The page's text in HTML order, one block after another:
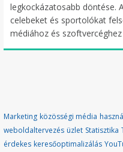
legkockázatosabb döntése.
celebeket és sportolókat
médiához és
Marketing közösségi média
weboldaltervezés üzlet Statisztika
érdekes keresőoptimalizálás